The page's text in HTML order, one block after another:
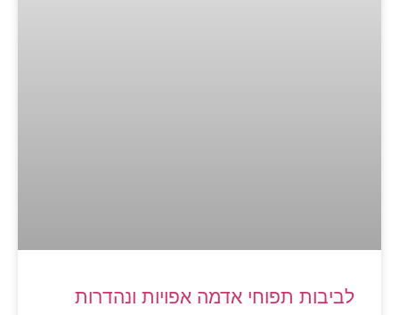
לביבות תפוחי אדמה אפויות ונהדרות